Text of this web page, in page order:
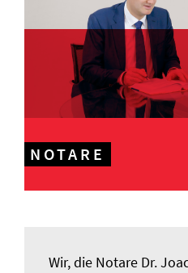
NOTARE
Wir, die Notare Dr.